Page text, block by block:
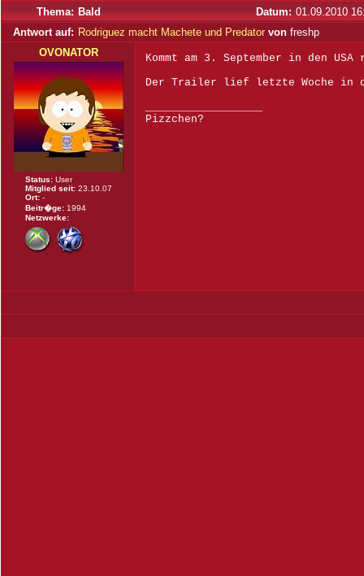
Thema: Bald Datum: 01.09.2010
Antwort auf: Rodriguez macht Machete und Predator von freshp
OVONATOR
Status: User
Mitglied seit: 23.10.07
Ort: -
Beitr�ge: 1994
Netzwerke:
Kommt am 3. September in den USA
Der Trailer lief letzte Woche in
Pizzchen?